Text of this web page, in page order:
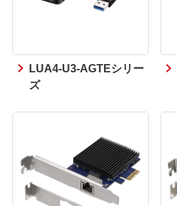
LUA4-U3-AGTEシリー
ズ